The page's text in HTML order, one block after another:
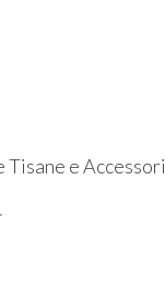
Tisane e Accessori